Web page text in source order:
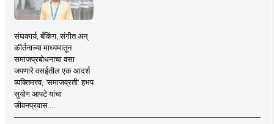
संघकार्य, बँकिंग, संगीत अन्
कीर्तनाच्या माध्यमातून
समाजप्रबोधनाचा वसा
जपणारे वसईतील एक आदर्श
व्यक्तिमत्त्व, 'समाजव्रती' हभप
सुयोग आपटे यांचा
जीवनप्रवास.....